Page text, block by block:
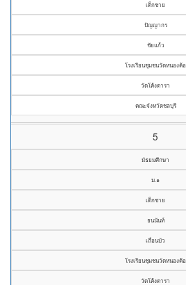
เด็กชาย
ปัญญากร
ชัยแก้ว
โรงเรียนชุมชนวัดหนองค้อ
วัดโค้งดารา
คณะจังหวัดชลบุรี
5
มัธยมศึกษา
ม.๑
เด็กชาย
ธนนันท์
เถื่อนบัว
โรงเรียนชุมชนวัดหนองค้อ
วัดโค้งดารา